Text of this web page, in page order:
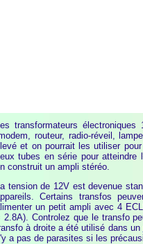
transformateurs
routeur, radio-réveil,
et on pourrait les utiliser
tubes en série pour
construit un ampli stéréo.
La tension de 12V est devenue
Certains transfos
un petit ampli avec 4
2.8A). Controlez que le transfo
à droite a été utilisé dans un
a pas de parasites si les